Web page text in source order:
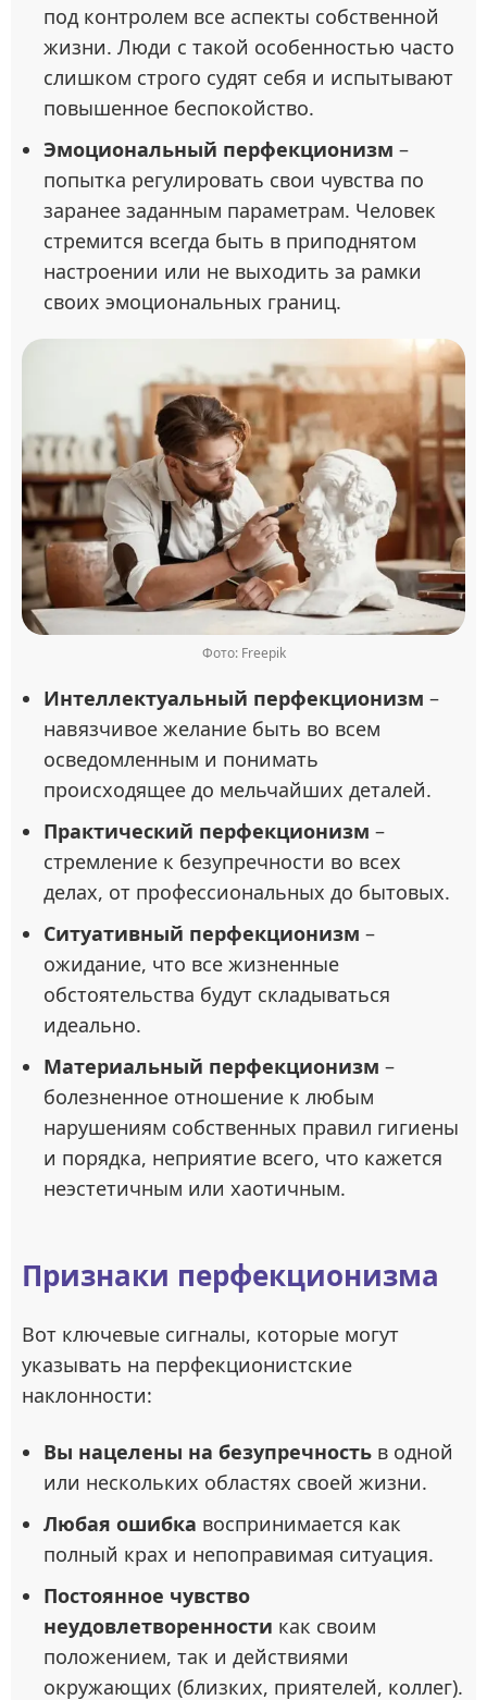
под контролем все аспекты собственной
жизни. Люди с такой особенностью часто
слишком строго судят себя и испытывают
повышенное беспокойство.
Эмоциональный перфекционизм –
попытка регулировать свои чувства по
заранее заданным параметрам. Человек
стремится всегда быть в приподнятом
настроении или не выходить за рамки
своих эмоциональных границ.
Фото: Freepik
Интеллектуальный перфекционизм –
навязчивое желание быть во всем
осведомленным и понимать
происходящее до мельчайших деталей.
Практический перфекционизм –
стремление к безупречности во всех
делах, от профессиональных до бытовых.
Ситуативный перфекционизм –
ожидание, что все жизненные
обстоятельства будут складываться
идеально.
Материальный перфекционизм –
болезненное отношение к любым
нарушениям собственных правил гигиены
и порядка, неприятие всего, что кажется
неэстетичным или хаотичным.
Признаки перфекционизма
Вот ключевые сигналы, которые могут
указывать на перфекционистские
наклонности:
Вы нацелены на безупречность в одной
или нескольких областях своей жизни.
Любая ошибка воспринимается как
полный крах и непоправимая ситуация.
Постоянное чувство
неудовлетворенности как своим
положением, так и действиями
окружающих (близких, приятелей, коллег).